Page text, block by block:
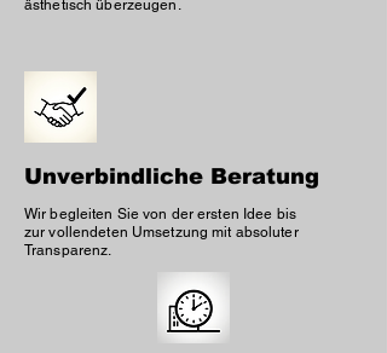
ästhetisch überzeugen.
Unverbindliche Beratung
Wir begleiten Sie von der ersten Idee bis
zur vollendeten Umsetzung mit absoluter
Transparenz.